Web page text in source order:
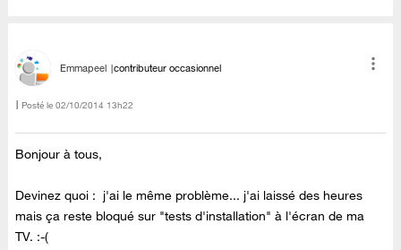
Emmapeel contributeur occasionnel
Posté le ‎02/10/2014 13h22
Bonjour à tous,
Devinez quoi : j'ai le même problème... j'ai laissé des heures
mais ça reste bloqué sur "tests d'installation" à l'écran de ma
TV. :-(